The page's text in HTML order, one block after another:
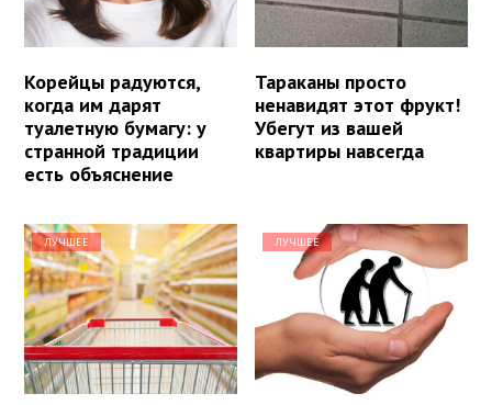
Корейцы радуются,
когда им дарят
туалетную бумагу: у
странной традиции
есть объяснение
Тараканы просто
ненавидят этот фрукт!
Убегут из вашей
квартиры навсегда
ЛУЧШЕЕ ЛУЧШЕЕ